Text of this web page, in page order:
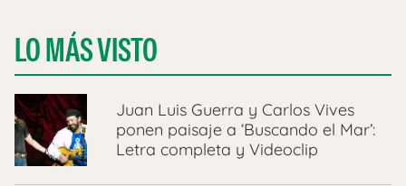
LO MÁS VISTO
Juan Luis Guerra y Carlos Vives
ponen paisaje a ‘Buscando el Mar’:
Letra completa y Videoclip